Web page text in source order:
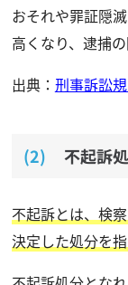
おそれや罪証隠
高くなり、逮捕
出典： 刑事訴訟
不起訴
不起訴とは、検
決定した処分を指